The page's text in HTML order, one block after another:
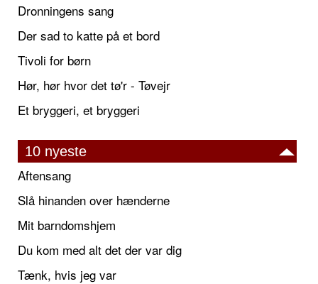
Dronningens sang
Der sad to katte på et bord
Tivoli for børn
Hør, hør hvor det tø'r - Tøvejr
Et bryggeri, et bryggeri
10 nyeste
Aftensang
Slå hinanden over hænderne
Mit barndomshjem
Du kom med alt det der var dig
Tænk, hvis jeg var